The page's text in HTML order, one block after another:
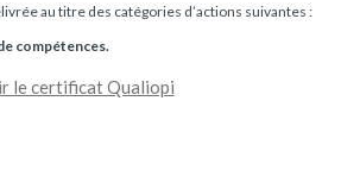
au titre des catégories d’actions suivantes :
compétences.
le certificat Qualiopi